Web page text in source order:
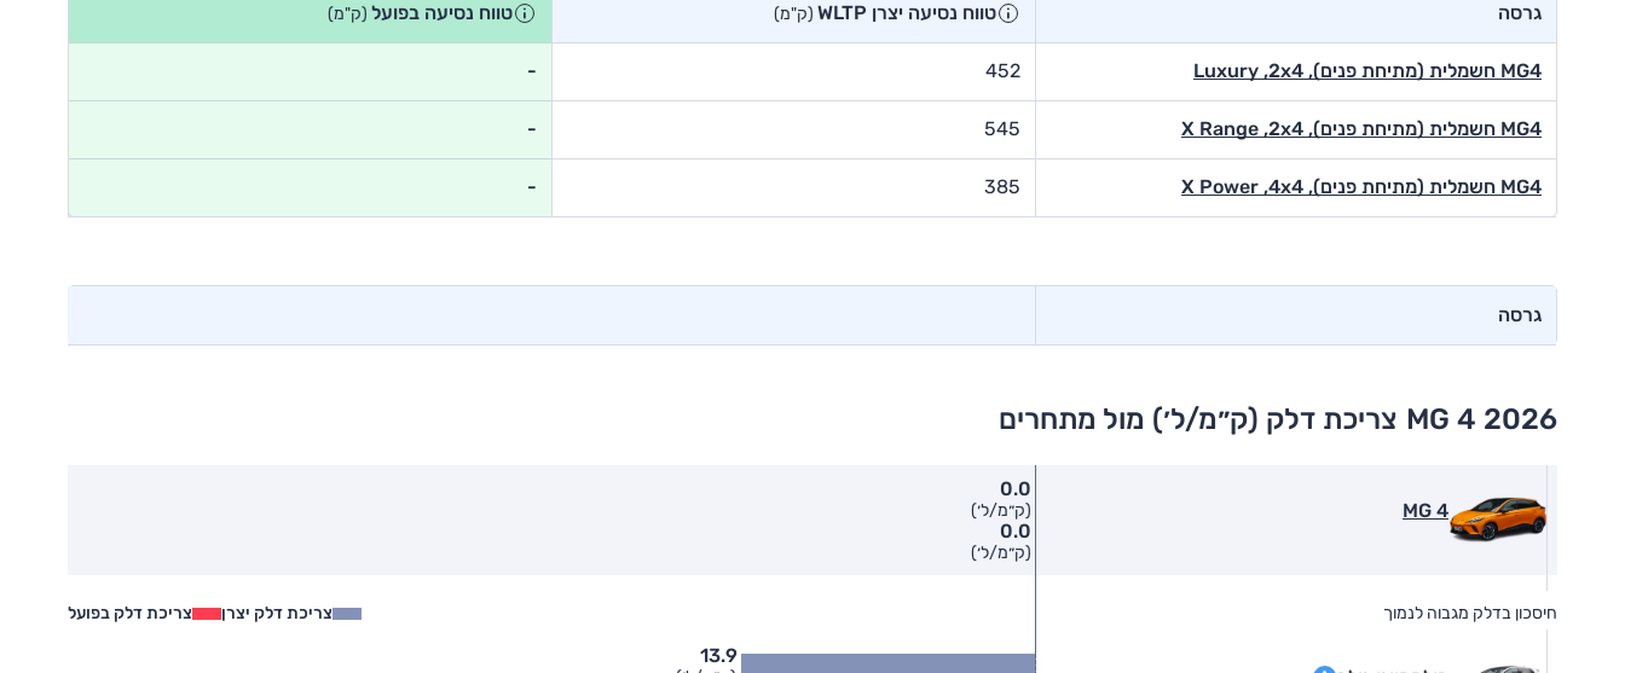
גרסה טווח נסיעה יצרן WLTP (ק"מ) טווח נסיעה בפועל (ק"מ)
MG4 חשמלית (מתיחת פנים), Luxury ,2x4 452
-
MG4 חשמלית (מתיחת פנים), X Range ,2x4 545
-
MG4 חשמלית (מתיחת פנים), X Power ,4x4 385
-
גרסה
MG 4 2026 צריכת דלק (ק״מ/ל׳) מול מתחרים
MG 4
0.0
(ק״מ/ל׳)
0.0
(ק״מ/ל׳)
חיסכון בדלק מגבוה לנמוך צריכת דלק יצרן צריכת דלק בפועל
13.9